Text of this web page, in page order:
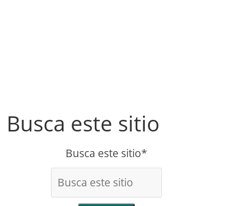
Busca este sitio
Busca este sitio*